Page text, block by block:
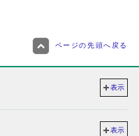
ページの先頭へ戻る
表示
表示